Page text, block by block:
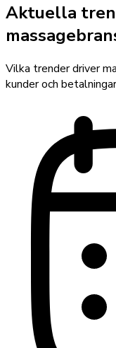
Aktuella
Vilka trender driver
kunder och